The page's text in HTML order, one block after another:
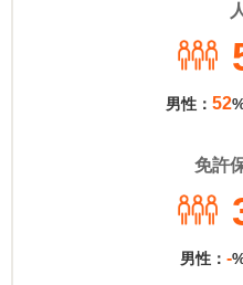
男性： 52
免許
男性： -